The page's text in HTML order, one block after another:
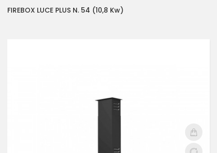
FIREBOX LUCE PLUS N. 54 (10,8 Kw)